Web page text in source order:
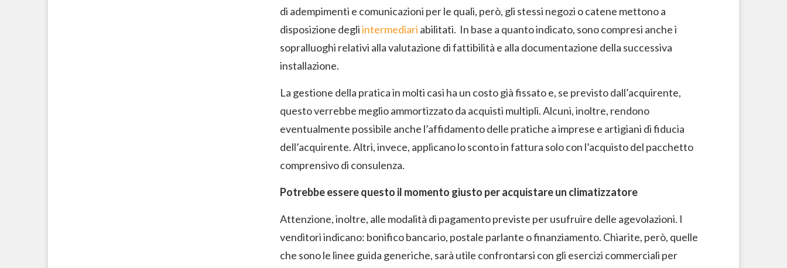
di adempimenti e comunicazioni per le quali, però, gli stessi negozi o catene mettono a
disposizione degliintermediari abilitati. In base a quanto indicato, sono compresi anche i
sopralluoghi relativi alla valutazione di fattibilità e alla documentazione della successiva
installazione.
La gestione della pratica in molti casi ha un costo già fissato e, se previsto dall’acquirente,
questo verrebbe meglio ammortizzato da acquisti multipli. Alcuni, inoltre, rendono
eventualmente possibile anche l’affidamento delle pratiche a imprese e artigiani di fiducia
dell’acquirente. Altri, invece, applicano lo sconto in fattura solo con l’acquisto del pacchetto
comprensivo di consulenza.
Potrebbe essere questo il momento giusto per acquistare un climatizzatore
Attenzione, inoltre, alle modalità di pagamento previste per usufruire delle agevolazioni. I
venditori indicano: bonifico bancario, postale parlante o finanziamento. Chiarite, però, quelle
che sono le linee guida generiche, sarà utile confrontarsi con gli esercizi commerciali per